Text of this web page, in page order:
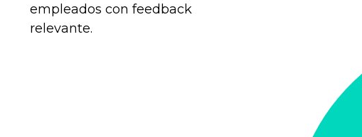
empleados con feedback
relevante.